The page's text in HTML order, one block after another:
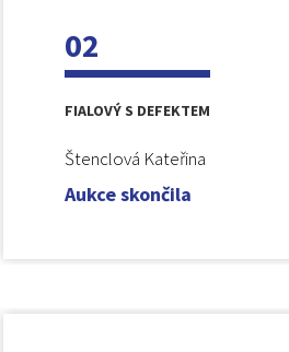
02
FIALOVÝ S DEFEKTEM
Štenclová Kateřina
Aukce skončila